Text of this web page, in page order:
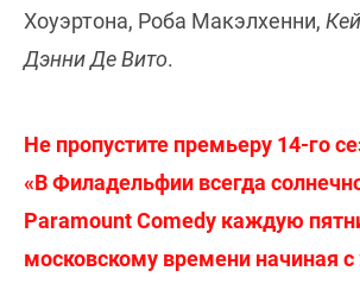
Хоуэртона, Роба Макэлхенни,
Дэнни Де Вито.
Не пропустите премьеру 14-го
«В Филадельфии всегда
Paramount Comedy каждую
московскому времени начиная с